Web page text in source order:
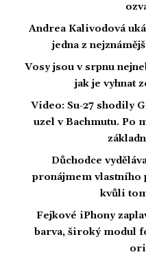
Andrea Kalivodová
jedna z
Vosy jsou v srpnu
jak je vyhnat
Video: Su-27 shodily
uzel v Bachmutu. Po
Důchodce
pronájmem vlastního
kvůli
Fejkové iPhony
barva, široký modul